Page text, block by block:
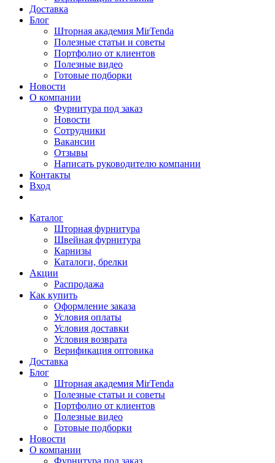
Доставка
Блог
Шторная академия MirTenda
Полезные статьи и советы
Портфолио от клиентов
Полезные видео
Готовые подборки
Новости
О компании
Фурнитура под заказ
Новости
Сотрудники
Вакансии
Отзывы
Написать руководителю компании
Контакты
Вход
Каталог
Шторная фурнитура
Швейная фурнитура
Карнизы
Каталоги, брелки
Акции
Распродажа
Как купить
Оформление заказа
Условия оплаты
Условия доставки
Условия возврата
Верификация оптовика
Доставка
Блог
Шторная академия MirTenda
Полезные статьи и советы
Портфолио от клиентов
Полезные видео
Готовые подборки
Новости
О компании
Фурнитура под заказ